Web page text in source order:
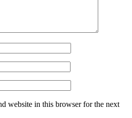
website in this browser for the next